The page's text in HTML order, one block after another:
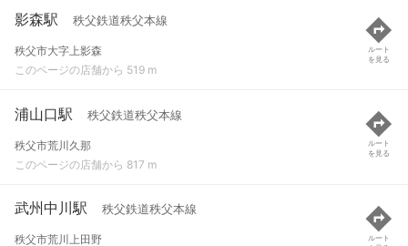
影森駅 秩父鉄道秩父本線
秩父市大字上影森
このページの店舗から 519 m
ルート
を見る
浦山口駅 秩父鉄道秩父本線
秩父市荒川久那
このページの店舗から 817 m
ルート
を見る
武州中川駅 秩父鉄道秩父本線
秩父市荒川上田野
ルート